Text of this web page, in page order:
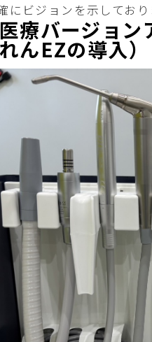
にビジョンを示しており
療バージョ
んEZの導入）